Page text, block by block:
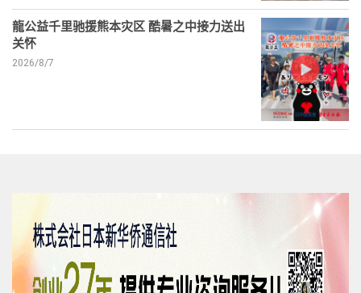
龍公益千里驰援熊本灾区 酷暑之中接力送出
关怀
2026/8/7